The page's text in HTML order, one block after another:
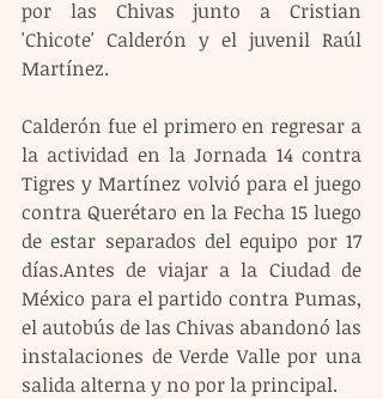
por las Chivas junto a Cristian
'Chicote' Calderón y el juvenil Raúl
Martínez.
Calderón fue el primero en regresar a
la actividad en la Jornada 14 contra
Tigres y Martínez volvió para el juego
contra Querétaro en la Fecha 15 luego
de estar separados del equipo por 17
días.Antes de viajar a la Ciudad de
México para el partido contra Pumas,
el autobús de las Chivas abandonó las
instalaciones de Verde Valle por una
salida alterna y no por la principal.